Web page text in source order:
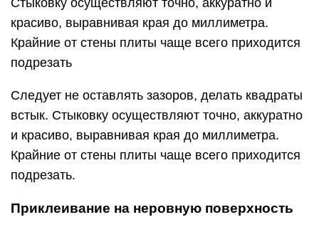
Стыковку осуществляют точно, аккуратно и
красиво, выравнивая края до миллиметра.
Крайние от стены плиты чаще всего приходится
подрезать
Следует не оставлять зазоров, делать квадраты
встык. Стыковку осуществляют точно, аккуратно
и красиво, выравнивая края до миллиметра.
Крайние от стены плиты чаще всего приходится
подрезать.
Приклеивание на неровную поверхность